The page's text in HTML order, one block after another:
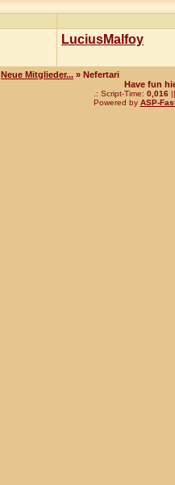
LuciusMalfoy
Neue Mitglieder... » Nefertari
Have fun
.: Script-Time: 0,016||
Powered by ASP-